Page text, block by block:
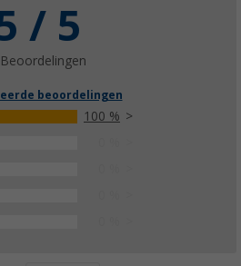
/ 5
beoordelingen
100 %